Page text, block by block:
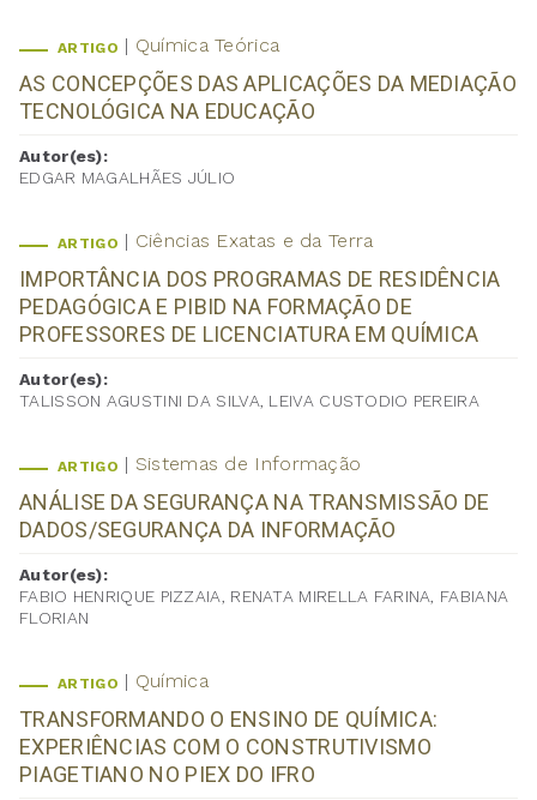
ARTIGO Química Teórica
AS CONCEPÇÕES DAS APLICAÇÕES DA MEDIAÇÃO
TECNOLÓGICA NA EDUCAÇÃO
Autor(es):
EDGAR MAGALHÃES JÚLIO
ARTIGO Ciências Exatas e da Terra
IMPORTÂNCIA DOS PROGRAMAS DE RESIDÊNCIA
PEDAGÓGICA E PIBID NA FORMAÇÃO DE
PROFESSORES DE LICENCIATURA EM QUÍMICA
Autor(es):
TALISSON AGUSTINI DA SILVA, LEIVA CUSTODIO PEREIRA
ARTIGO Sistemas de Informação
ANÁLISE DA SEGURANÇA NA TRANSMISSÃO DE
DADOS/SEGURANÇA DA INFORMAÇÃO
Autor(es):
FABIO HENRIQUE PIZZAIA, RENATA MIRELLA FARINA, FABIANA
FLORIAN
ARTIGO Química
TRANSFORMANDO O ENSINO DE QUÍMICA:
EXPERIÊNCIAS COM O CONSTRUTIVISMO
PIAGETIANO NO PIEX DO IFRO